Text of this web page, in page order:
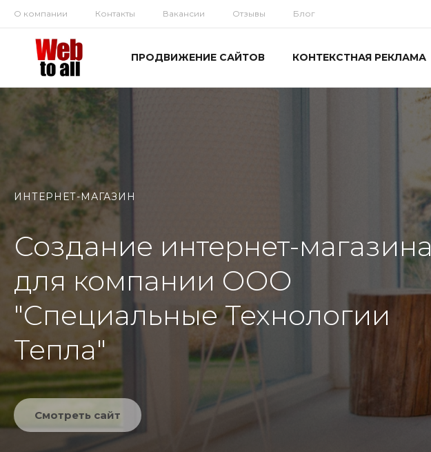
О компании Контакты Вакансии Отзывы Блог
ПРОДВИЖЕНИЕ САЙТОВ КОНТЕКСТНАЯ РЕКЛАМА
ИНТЕРНЕТ-МАГАЗИН
Создание интернет-магазина
для компании ООО
"Cпециальные Технологии
Тепла"
Смотреть сайт